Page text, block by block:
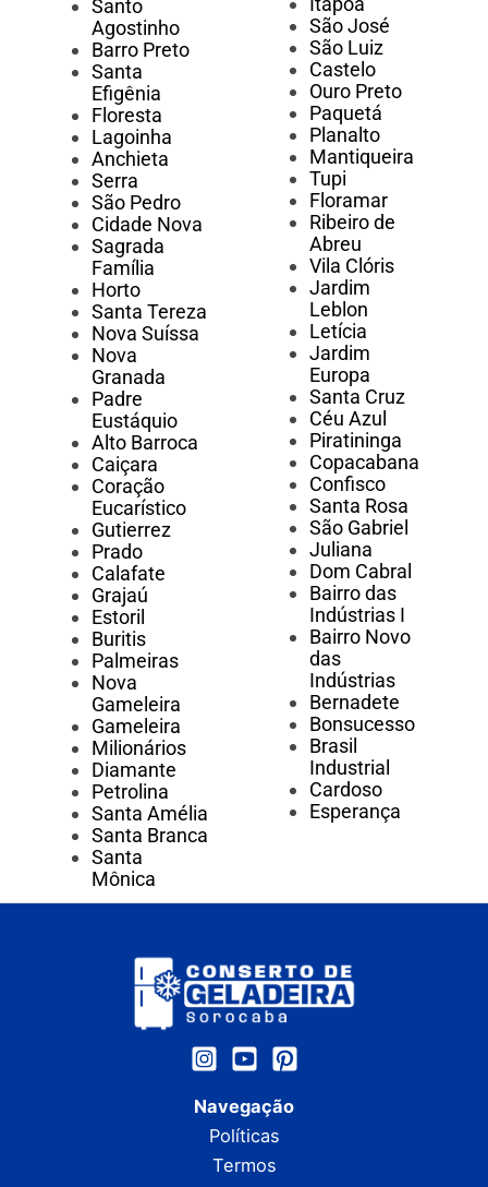
Santo
Agostinho
Barro Preto
Santa
Efigênia
Floresta
Lagoinha
Anchieta
Serra
São Pedro
Cidade Nova
Sagrada
Família
Horto
Santa Tereza
Nova Suíssa
Nova
Granada
Padre
Eustáquio
Alto Barroca
Caiçara
Coração
Eucarístico
Gutierrez
Prado
Calafate
Grajaú
Estoril
Buritis
Palmeiras
Nova
Gameleira
Gameleira
Milionários
Diamante
Petrolina
Santa Amélia
Santa Branca
Santa
Mônica
São José
São Luiz
Castelo
Ouro Preto
Paquetá
Planalto
Mantiqueira
Tupi
Floramar
Ribeiro de
Abreu
Vila Clóris
Jardim
Leblon
Letícia
Jardim
Europa
Santa Cruz
Céu Azul
Piratininga
Copacabana
Confisco
Santa Rosa
São Gabriel
Juliana
Dom Cabral
Bairro das
Indústrias I
Bairro Novo
das
Indústrias
Bernadete
Bonsucesso
Brasil
Industrial
Cardoso
Esperança
Navegação
Políticas
Termos